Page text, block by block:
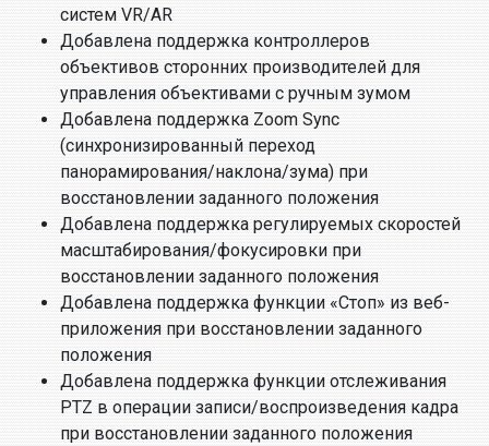
систем VR/AR
Добавлена поддержка контроллеров
объективов сторонних производителей для
управления объективами с ручным зумом
Добавлена поддержка Zoom Sync
(синхронизированный переход
панорамирования/наклона/зума) при
восстановлении заданного положения
Добавлена поддержка регулируемых скоростей
масштабирования/фокусировки при
восстановлении заданного положения
Добавлена поддержка функции «Стоп» из веб-
приложения при восстановлении заданного
положения
Добавлена поддержка функции отслеживания
PTZ в операции записи/воспроизведения кадра
при восстановлении заданного положения